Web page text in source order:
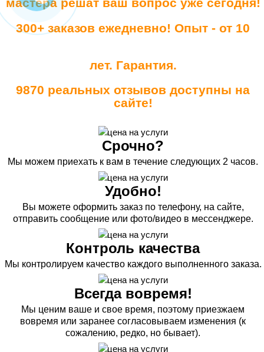
300+ заказов ежедневно! Опыт - от 10
лет. Гарантия.
9870 реальных отзывов доступны на
сайте!
Срочно?
Мы можем приехать к вам в течение следующих 2 часов.
Удобно!
Вы можете оформить заказ по телефону, на сайте,
отправить сообщение или фото/видео в мессенджере.
Контроль качества
Мы контролируем качество каждого выполненного заказа.
Всегда вовремя!
Мы ценим ваше и свое время, поэтому приезжаем
вовремя или заранее согласовываем изменения (к
сожалению, редко, но бывает).